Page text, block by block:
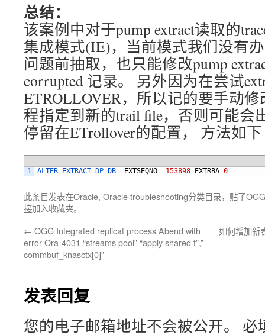
总结：
该案例中对于pump extract读取的
集成模式(IE)，当前模式我们没有
问题前抽取，也只能修改pump
corrupted 记录。 另外因为在尝试
ETROLLOVER，所以记的要手动修
程指定到新的trail file，否则可能会
停留在ETrollover的配置， 方法如下
1 ALTER EXTRACT DP_DB EXTSEQNO 153898 EXTRBA 0
此条目发表在Oracle, Oracle troubleshooting分类目录，贴了
接加入收藏夹。
← OGG Integrated replicat process Abend with
error Ora-4031 “streams pool” “apply shared t”,”
commbuf_knasctx[0]”
如何增加新
发表回复
您的电子邮箱地址不会被公开。 必